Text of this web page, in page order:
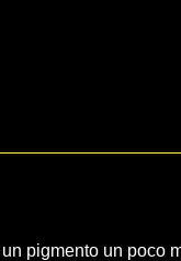
pigmento un poco